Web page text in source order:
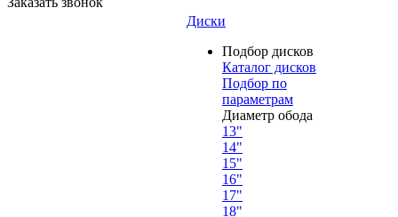
Диски
Подбор дисков
Каталог дисков
Подбор по
параметрам
Диаметр обода
13"
14"
15"
16"
17"
18"